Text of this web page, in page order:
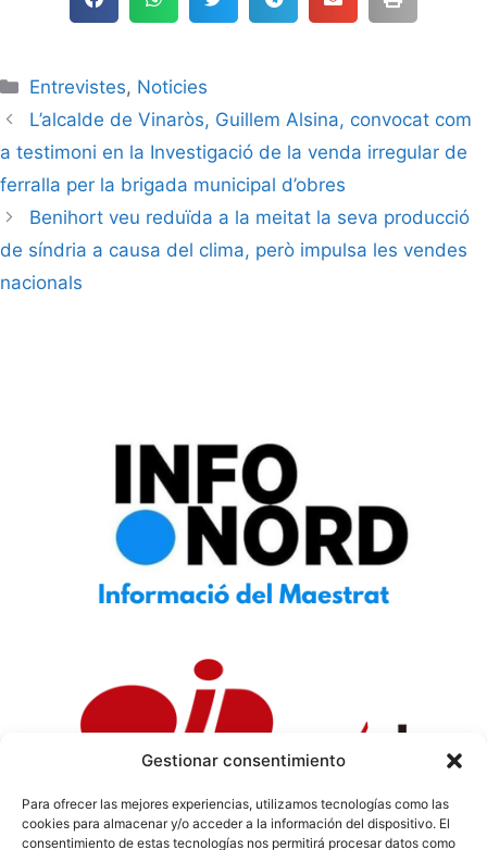
Gestionar consentimiento
Para ofrecer las mejores experiencias, utilizamos tecnologías como las
cookies para almacenar y/o acceder a la información del dispositivo. El
consentimiento de estas tecnologías nos permitirá procesar datos como
Entrevistes, Noticies
L’alcalde de Vinaròs, Guillem Alsina, convocat com
a testimoni en la Investigació de la venda irregular de
ferralla per la brigada municipal d’obres
Benihort veu reduïda a la meitat la seva producció
de síndria a causa del clima, però impulsa les vendes
nacionals
Política de Privacidad| Política de Cookies|Aviso